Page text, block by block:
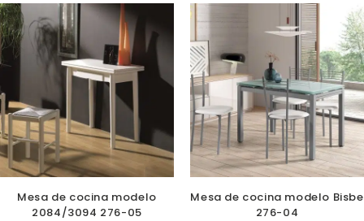
Mesa de cocina modelo
2084/3094 276-05
Mesa de cocina modelo Bisbe
276-04